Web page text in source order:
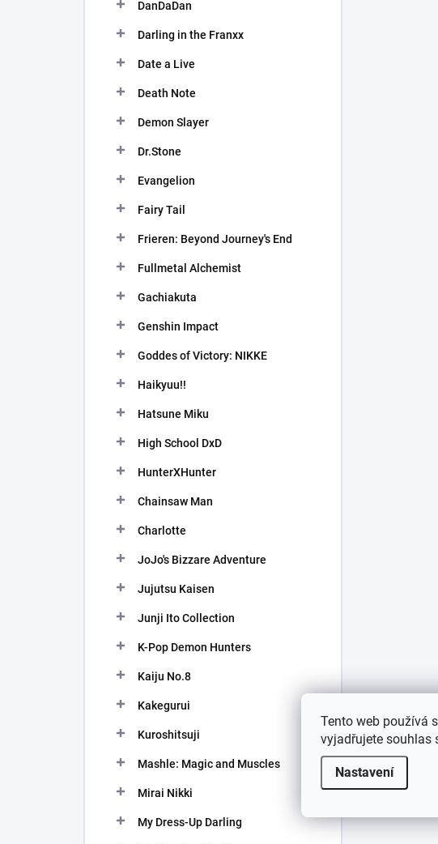
Tento web používá
vyjadřujete souhlas
Nastavení
DanDaDan
Darling in the Franxx
Date a Live
Death Note
Demon Slayer
Dr.Stone
Evangelion
Fairy Tail
Frieren: Beyond Journey's End
Fullmetal Alchemist
Gachiakuta
Genshin Impact
Goddes of Victory: NIKKE
Haikyuu!!
Hatsune Miku
High School DxD
HunterXHunter
Chainsaw Man
Charlotte
JoJo's Bizzare Adventure
Jujutsu Kaisen
Junji Ito Collection
K-Pop Demon Hunters
Kaiju No.8
Kakegurui
Kuroshitsuji
Mashle: Magic and Muscles
Mirai Nikki
My Dress-Up Darling